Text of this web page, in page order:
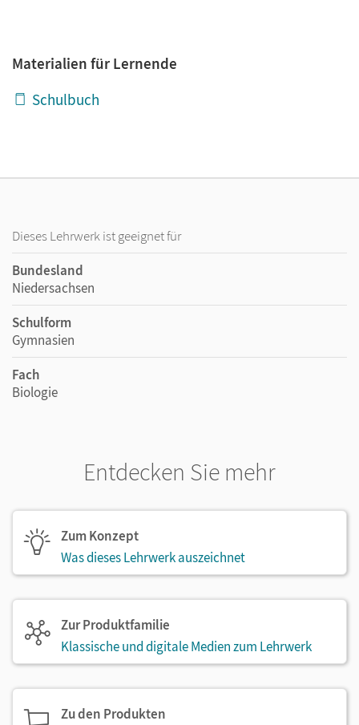
Materialien für Lernende
Schulbuch
Dieses Lehrwerk ist geeignet für
Bundesland
Niedersachsen
Schulform
Gymnasien
Fach
Biologie
Entdecken Sie mehr
Zum Konzept
Was dieses Lehrwerk auszeichnet
Zur Produktfamilie
Klassische und digitale Medien zum Lehrwerk
Zu den Produkten